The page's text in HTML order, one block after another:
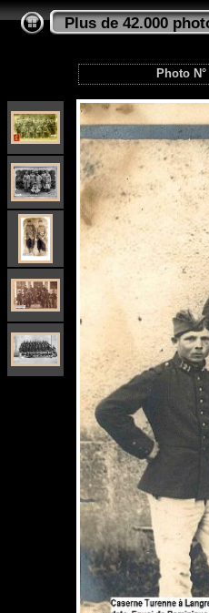
Plus de 42.000
Photo